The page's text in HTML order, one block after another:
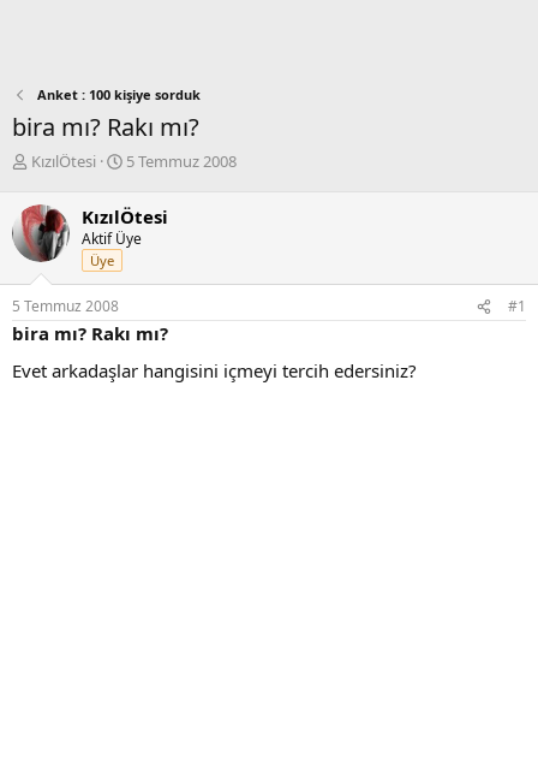
Anket : 100 kişiye sorduk
bira mı? Rakı mı?
K
n
b
u
y
u
b
a
l
KızılÖtesi
B
ş
l
a
g
ç
a
5 Temmuz 2008
KızılÖtesi
Aktif Üye
Üye
5 Temmuz 2008 #1
bira mı? Rakı mı?
Evet arkadaşlar hangisini içmeyi tercih edersiniz?